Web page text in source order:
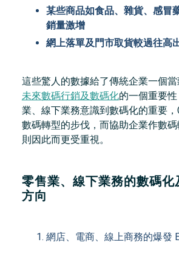
某些商品如食品、雜貨、感冒
銷量激增
網上落單及門市取貨較過往高
這些驚人的數據給了傳統企業一個
未來數碼行銷及數碼化的一個重要
業、線下業務意識到數碼化的重要
數碼轉型的步伐，而協助企業作數
則因此而更受重視。
零售業、線下業務的數碼化
方向
網店、電商、線上商務的爆發